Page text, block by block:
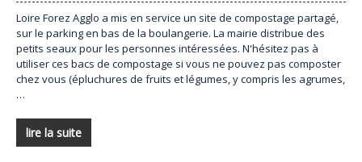
Loire Forez Agglo a mis en service un site de compostage partagé,
sur le parking en bas de la boulangerie. La mairie distribue des
petits seaux pour les personnes intéressées. N'hésitez pas à
utiliser ces bacs de compostage si vous ne pouvez pas composter
chez vous (épluchures de fruits et légumes, y compris les agrumes,
…
lire la suite